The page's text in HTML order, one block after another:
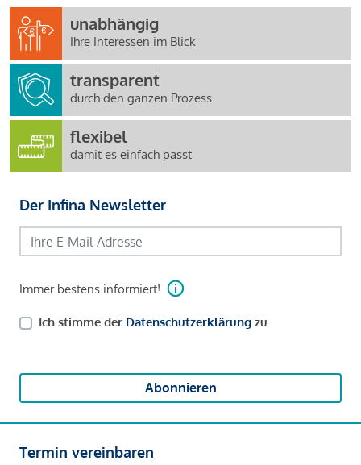
unabhängig
Ihre Interessen im Blick
transparent
durch den ganzen Prozess
flexibel
damit es einfach passt
Der Infina Newsletter
Immer bestens informiert!
Ich stimme der Datenschutzerklärung zu.
Abonnieren
Termin vereinbaren